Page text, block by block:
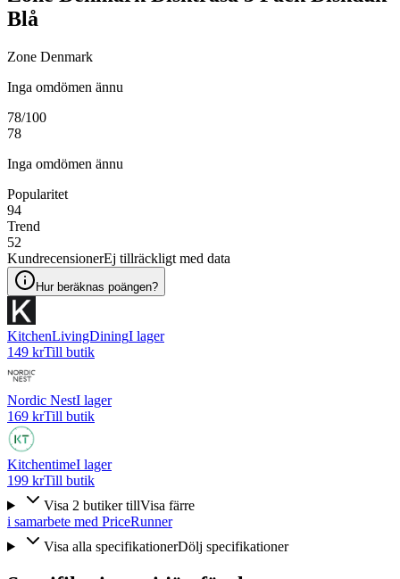
Blå
Zone Denmark
Inga omdömen ännu
78/100
78
Inga omdömen ännu
Popularitet
94
Trend
52
KundrecensionerEj tillräckligt med data
Hur beräknas poängen?
KitchenLivingDiningI lager
149 krTill butik
Nordic NestI lager
169 krTill butik
KitchentimeI lager
199 krTill butik
Visa 2 butiker tillVisa färre
i samarbete med PriceRunner
Visa alla specifikationerDölj specifikationer